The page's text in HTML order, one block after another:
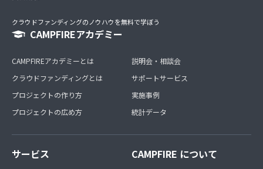
クラウドファンディングのノウハウを無料で学ぼう
CAMPFIREアカデミー
CAMPFIREアカデミーとは
クラウドファンディングとは
プロジェクトの作り方
プロジェクトの広め方
説明会・相談会
サポートサービス
実施事例
統計データ
サービス CAMPFIRE について